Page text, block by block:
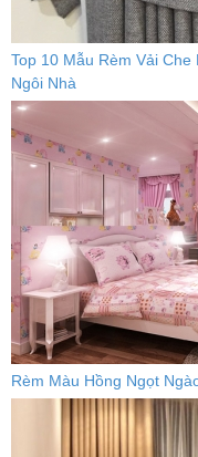
Top 10 Mẫu Rèm Vải
Ngôi Nhà
Rèm Màu Hồng Ngọt